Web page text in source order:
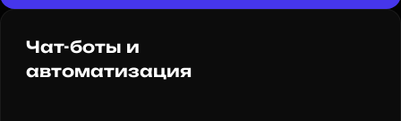
Чат-боты и
автоматизация